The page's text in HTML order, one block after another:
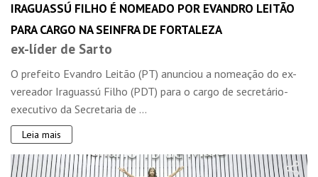
IRAGUASSÚ FILHO É NOMEADO POR EVANDRO LEITÃO
PARA CARGO NA SEINFRA DE FORTALEZA
ex-líder de Sarto
O prefeito Evandro Leitão (PT) anunciou a nomeação do ex-
vereador Iraguassú Filho (PDT) para o cargo de secretário-
executivo da Secretaria de ...
Leia mais